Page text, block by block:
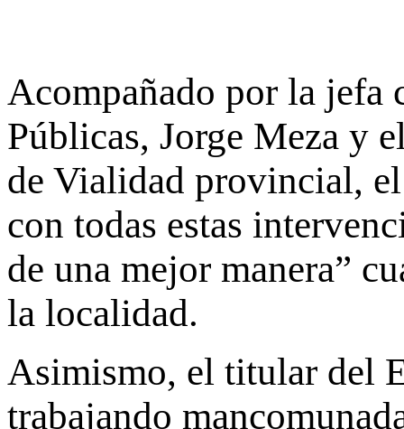
Acompañado por la jefa
Públicas, Jorge Meza y
de Vialidad provincial,
con todas estas
de una mejor manera”
la localidad.
Asimismo, el titular del
trabajando